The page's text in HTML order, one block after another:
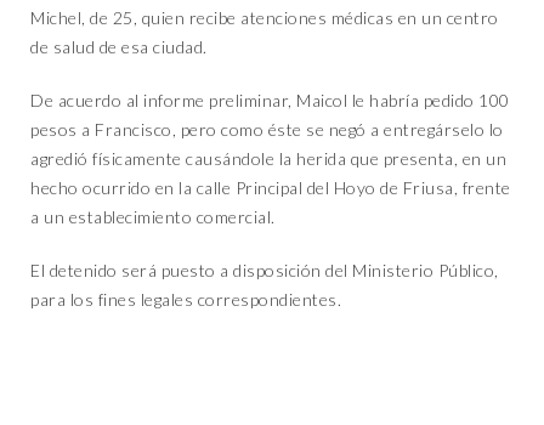
Michel, de 25, quien recibe atenciones médicas en un centro
de salud de esa ciudad.
De acuerdo al informe preliminar, Maicol le habría pedido 100
pesos a Francisco, pero como éste se negó a entregárselo lo
agredió físicamente causándole la herida que presenta, en un
hecho ocurrido en la calle Principal del Hoyo de Friusa, frente
a un establecimiento comercial.
El detenido será puesto a disposición del Ministerio Público,
para los fines legales correspondientes.